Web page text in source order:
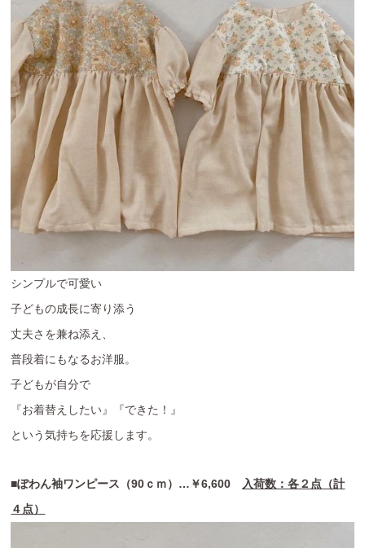
シンプルで可愛い
子どもの成長に寄り添う
丈夫さを兼ね添え、
普段着にもなるお洋服。
子どもが自分で
『お着替えしたい』『できた！』
という気持ちを応援します。
■ぽわん袖ワンピース（90ｃｍ）…￥6,600 入荷数：各２点（計
４点）